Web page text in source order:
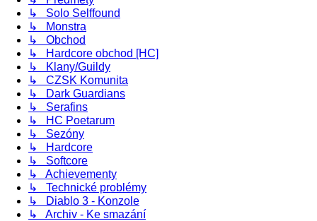
↳ Solo Selffound
↳ Monstra
↳ Obchod
↳ Hardcore obchod [HC]
↳ Klany/Guildy
↳ CZSK Komunita
↳ Dark Guardians
↳ Serafins
↳ HC Poetarum
↳ Sezóny
↳ Hardcore
↳ Softcore
↳ Achievementy
↳ Technické problémy
↳ Diablo 3 - Konzole
↳ Archiv - Ke smazání